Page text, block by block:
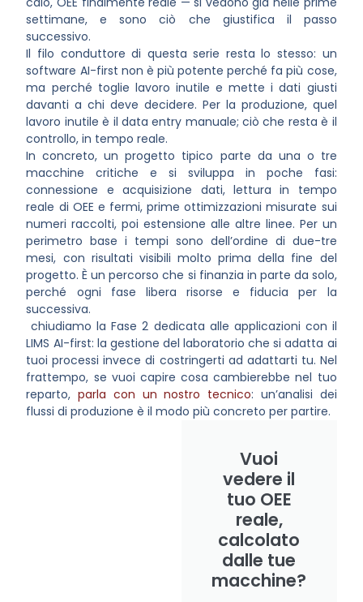
settimane, e sono ciò che giustifica il passo
successivo.
Il filo conduttore di questa serie resta lo stesso: un
software AI-first non è più potente perché fa più cose,
ma perché toglie lavoro inutile e mette i dati giusti
davanti a chi deve decidere. Per la produzione, quel
lavoro inutile è il data entry manuale; ciò che resta è il
controllo, in tempo reale.
In concreto, un progetto tipico parte da una o tre
macchine critiche e si sviluppa in poche fasi:
connessione e acquisizione dati, lettura in tempo
reale di OEE e fermi, prime ottimizzazioni misurate sui
numeri raccolti, poi estensione alle altre linee. Per un
perimetro base i tempi sono dell’ordine di due-tre
mesi, con risultati visibili molto prima della fine del
progetto. È un percorso che si finanzia in parte da solo,
perché ogni fase libera risorse e fiducia per la
successiva.
chiudiamo la Fase 2 dedicata alle applicazioni con il
LIMS AI-first: la gestione del laboratorio che si adatta ai
tuoi processi invece di costringerti ad adattarti tu. Nel
frattempo, se vuoi capire cosa cambierebbe nel tuo
reparto,parla con un nostro tecnico: un’analisi dei
flussi di produzione è il modo più concreto per partire.
Vuoi
vedere il
tuo OEE
reale,
calcolato
dalle tue
macchine?